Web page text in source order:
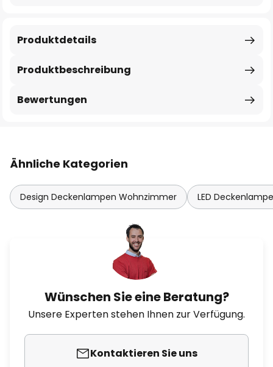
Produktbeschreibung
Produktdetails
Bewertungen
Ähnliche Kategorien
Design Deckenlampen Wohnzimmer LED
Wünschen Sie eine Beratung?
Unsere Experten stehen Ihnen zur Verfügung.
Kontaktieren Sie uns